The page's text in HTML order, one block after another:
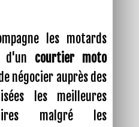
les motards
d'un courtier moto
négocier auprès des
les meilleures
malgré les